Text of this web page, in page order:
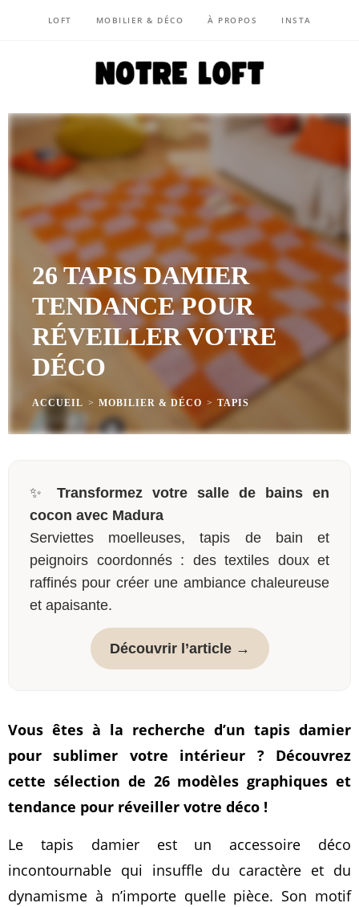
LOFT MOBILIER & DÉCO À PROPOS INSTA
26 TAPIS DAMIER
TENDANCE POUR
RÉVEILLER VOTRE
DÉCO
ACCUEIL > MOBILIER & DÉCO > TAPIS
✨ Transformez votre salle de bains en
cocon avec Madura
Serviettes moelleuses, tapis de bain et
peignoirs coordonnés : des textiles doux et
raffinés pour créer une ambiance chaleureuse
et apaisante.
Découvrir l’article →
Vous êtes à la recherche d’un tapis damier
pour sublimer votre intérieur ? Découvrez
cette sélection de 26 modèles graphiques et
tendance pour réveiller votre déco !
Le tapis damier est un accessoire déco
incontournable qui insuffle du caractère et du
dynamisme à n’importe quelle pièce. Son motif